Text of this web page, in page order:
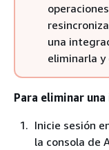
una
eliminarla y
Para eliminar
Inicie sesión
la consola de